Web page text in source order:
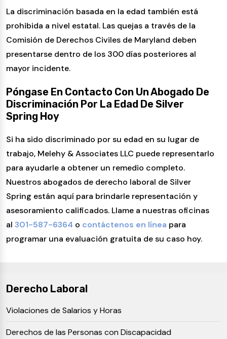
La discriminación basada en la edad también está
prohibida a nivel estatal. Las quejas a través de la
Comisión de Derechos Civiles de Maryland deben
presentarse dentro de los 300 días posteriores al
mayor incidente.
Póngase En Contacto Con Un Abogado De
Discriminación Por La Edad De Silver
Spring Hoy
Si ha sido discriminado por su edad en su lugar de
trabajo, Melehy & Associates LLC puede representarlo
para ayudarle a obtener un remedio completo.
Nuestros abogados de derecho laboral de Silver
Spring están aquí para brindarle representación y
asesoramiento calificados. Llame a nuestras oficinas
al 301-587-6364 o contáctenos en línea para
programar una evaluación gratuita de su caso hoy.
Derecho Laboral
Violaciones de Salarios y Horas
Derechos de las Personas con Discapacidad